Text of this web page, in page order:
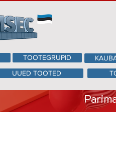
TOOTEGRUPID
UUED TOOTED